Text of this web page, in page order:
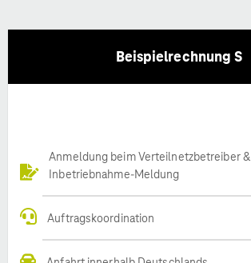
Beispielrechnung S
Anmeldung beim Verteilnetzbetreiber &
Inbetriebnahme-Meldung
Auftragskoordination